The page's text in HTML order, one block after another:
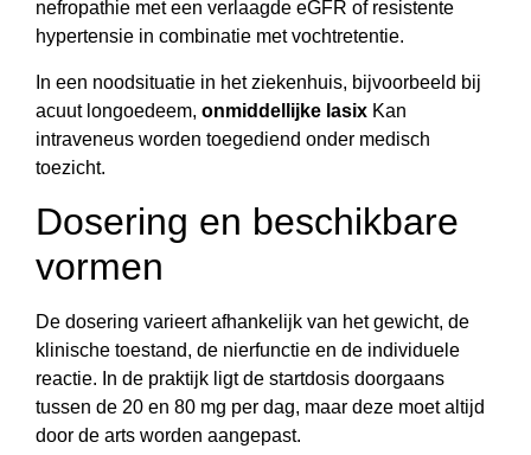
nefropathie met een verlaagde eGFR of resistente
hypertensie in combinatie met vochtretentie.
In een noodsituatie in het ziekenhuis, bijvoorbeeld bij
acuut longoedeem, onmiddellijke lasix Kan
intraveneus worden toegediend onder medisch
toezicht.
Dosering en beschikbare
vormen
De dosering varieert afhankelijk van het gewicht, de
klinische toestand, de nierfunctie en de individuele
reactie. In de praktijk ligt de startdosis doorgaans
tussen de 20 en 80 mg per dag, maar deze moet altijd
door de arts worden aangepast.